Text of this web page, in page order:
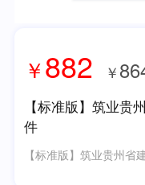
￥882 ￥
【标准版】筑业贵
件
【标准版】筑业贵州省